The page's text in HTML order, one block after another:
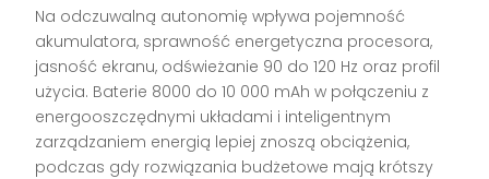
Na odczuwalną autonomię wpływa pojemność
akumulatora, sprawność energetyczna procesora,
jasność ekranu, odświeżanie 90 do 120 Hz oraz profil
użycia. Baterie 8000 do 10 000 mAh w połączeniu z
energooszczędnymi układami i inteligentnym
zarządzaniem energią lepiej znoszą obciążenia,
podczas gdy rozwiązania budżetowe mają krótszy